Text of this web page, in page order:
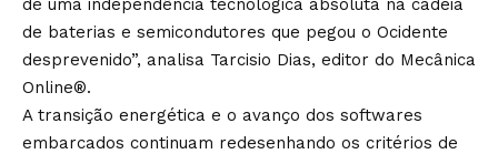
de uma independência tecnológica absoluta na cadeia
de baterias e semicondutores que pegou o Ocidente
desprevenido”, analisa Tarcisio Dias, editor do Mecânica
Online®.
A transição energética e o avanço dos softwares
embarcados continuam redesenhando os critérios de